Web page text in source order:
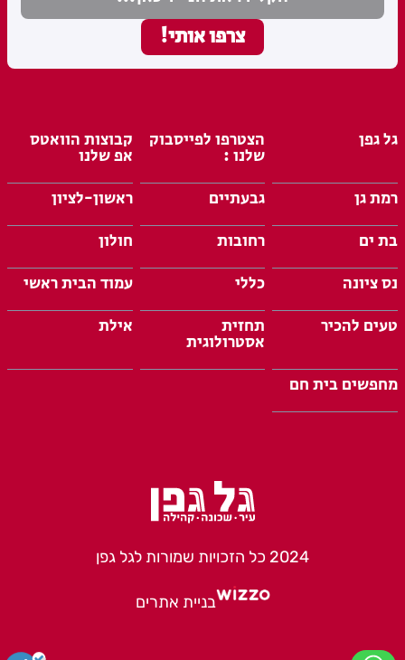
גל גפן הצטרפו לפייסבוק
שלנו :
קבוצות הוואטס
אפ שלנו
רמת גן
גבעתיים
ראשון-לציון
בת ים
רחובות
חולון
נס ציונה
כללי
עמוד הבית ראשי
טעים להכיר
תחזית
אסטרולוגית
אילת
מחפשים בית חם
2024 כל הזכויות שמורות לגל גפן
בניית אתרים